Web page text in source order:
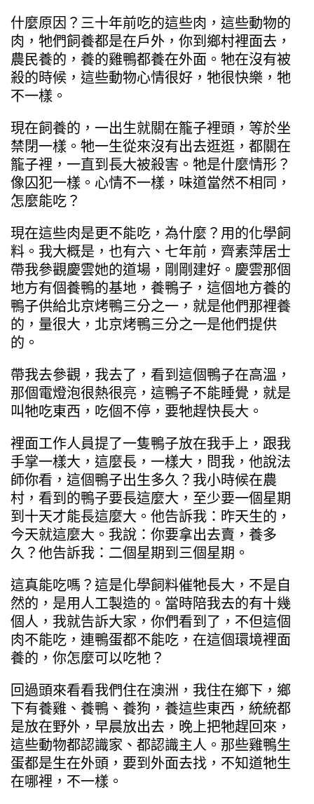
什麼原因？三十年前吃的這些肉，這些動物的
肉，牠們飼養都是在戶外，你到鄉村裡面去，
農民養的，養的雞鴨都養在外面。牠在沒有被
殺的時候，這些動物心情很好，牠很快樂，牠
不一樣。
現在飼養的，一出生就關在籠子裡頭，等於坐
禁閉一樣。牠一生從來沒有出去逛逛，都關在
籠子裡，一直到長大被殺害。牠是什麼情形？
像囚犯一樣。心情不一樣，味道當然不相同，
怎麼能吃？
現在這些肉是更不能吃，為什麼？用的化學飼
料。我大概是，也有六、七年前，齊素萍居士
帶我參觀慶雲她的道場，剛剛建好。慶雲那個
地方有個養鴨的基地，養鴨子，這個地方養的
鴨子供給北京烤鴨三分之一，就是他們那裡養
的，量很大，北京烤鴨三分之一是他們提供
的。
帶我去參觀，我去了，看到這個鴨子在高溫，
那個電燈泡很熱很亮，這鴨子不能睡覺，就是
叫牠吃東西，吃個不停，要牠趕快長大。
裡面工作人員提了一隻鴨子放在我手上，跟我
手掌一樣大，這麼長，一樣大，問我，他說法
師你看，這個鴨子出生多久？我小時候在農
村，看到的鴨子要長這麼大，至少要一個星期
到十天才能長這麼大。他告訴我：昨天生的，
今天就這麼大。我說：你要拿出去賣，養多
久？他告訴我：二個星期到三個星期。
這真能吃嗎？這是化學飼料催牠長大，不是自
然的，是用人工製造的。當時陪我去的有十幾
個人，我就告訴大家，你們看到了，不但這個
肉不能吃，連鴨蛋都不能吃，在這個環境裡面
養的，你怎麼可以吃牠？
回過頭來看看我們住在澳洲，我住在鄉下，鄉
下有養雞、養鴨、養狗，養這些東西，統統都
是放在野外，早晨放出去，晚上把牠趕回來，
這些動物都認識家、都認識主人。那些雞鴨生
蛋都是生在外頭，要到外面去找，不知道牠生
在哪裡，不一樣。